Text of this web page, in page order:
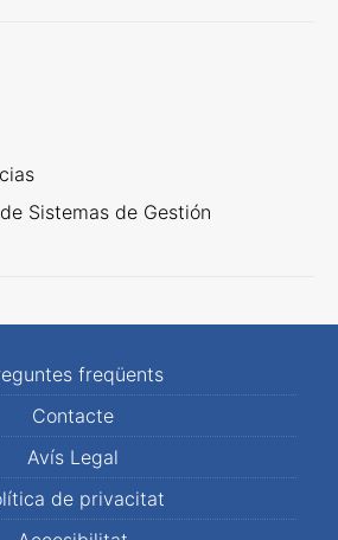
Sistemas de Gestión
freqüents
Contacte
Avís Legal
de privacitat